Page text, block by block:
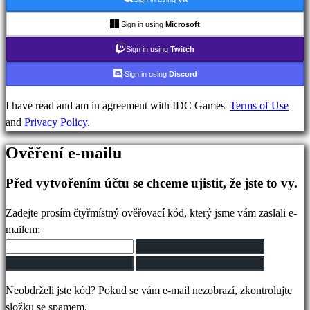
Podpora
Registrovat
Přihlásit
Zapomněli
jste
Změna
jazyka
AR
Sign in using Microsoft
Sign in using Twitch
Sign in using Discord
I have read and am in agreement with IDC Games' Terms of Use
and Privacy Policy.
Ověření e-mailu
Před vytvořením účtu se chceme ujistit, že jste to vy.
Zadejte prosím čtyřmístný ověřovací kód, který jsme vám zaslali e-
mailem:
Neobdrželi jste kód? Pokud se vám e-mail nezobrazí, zkontrolujte
složku se spamem.